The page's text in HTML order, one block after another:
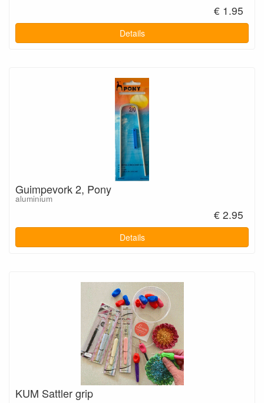
€ 1.95
Details
Guimpevork 2, Pony
aluminium
€ 2.95
Details
KUM Sattler grip